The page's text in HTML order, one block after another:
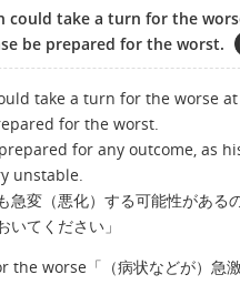
could take a turn for the
be prepared for the worst.
take a turn for the worse at
for the worst.
for any outcome, as
unstable.
急変（悪化）する可能性がある
いてください」
the worse「（病状などが）急